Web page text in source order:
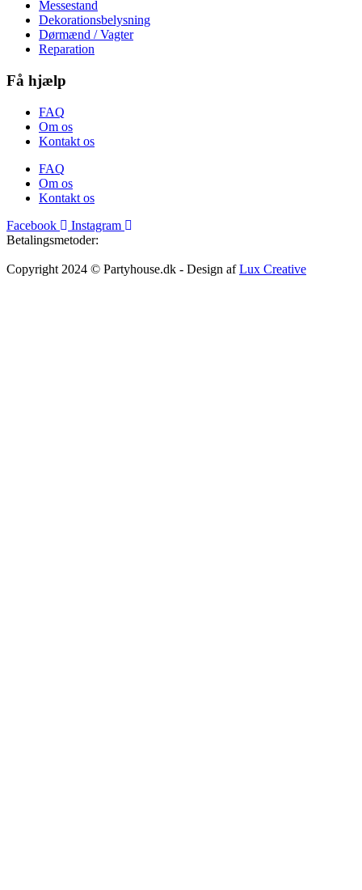
Messestand
Dekorationsbelysning
Dørmænd / Vagter
Reparation
Få hjælp
FAQ
Om os
Kontakt os
FAQ
Om os
Kontakt os
Facebook
Instagram
Betalingsmetoder:
Copyright 2024 © Partyhouse.dk - Design afLux Creative